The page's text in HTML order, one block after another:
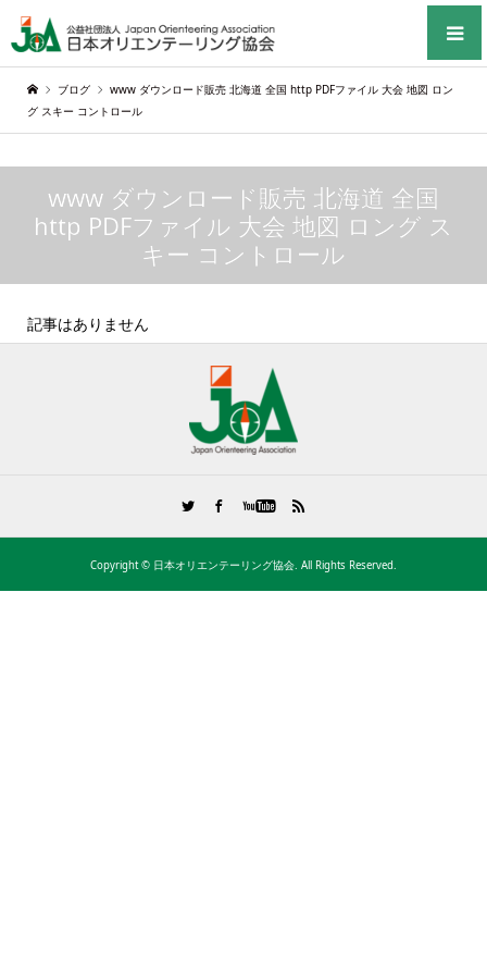
ブログ
www ダウンロード販売 北海道 全国 http PDFファイル 大会 地図 ロン
グ スキー コントロール
www ダウンロード販売 北海道 全国
http PDFファイル 大会 地図 ロング ス
キー コントロール
記事はありません
Copyright © 日本オリエンテーリング協会. All Rights Reserved.